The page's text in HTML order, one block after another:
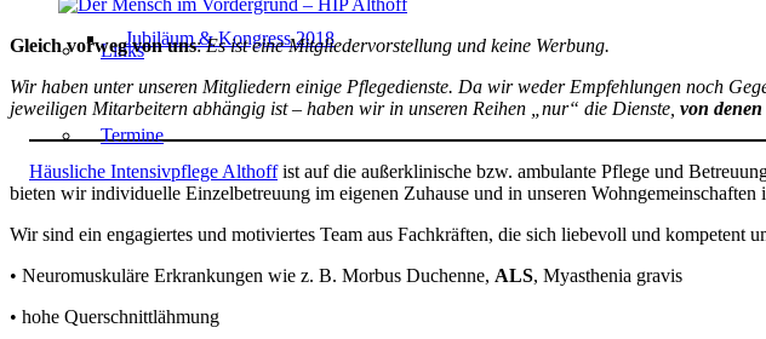
Links
Jubiläum & Kongress 2018
Termine
Gleich vorweg von uns:Es ist eine Mitgliedervorstellung und keine Werbung.
Wir haben unter unseren Mitgliedern einige Pflegedienste. Da wir weder Empfehlungen noch
jeweiligen Mitarbeitern abhängig ist – haben wir in unseren Reihen „nur“ die Dienste, von
Häusliche Intensivpflege Althoffist auf die außerklinische bzw. ambulante Pflege und
bieten wir individuelle Einzelbetreuung im eigenen Zuhause und in unseren
Wir sind ein engagiertes und motiviertes Team aus Fachkräften, die sich liebevoll und kompetent
• Neuromuskuläre Erkrankungen wie z. B. Morbus Duchenne, ALS, Myasthenia gravis
• hohe Querschnittlähmung